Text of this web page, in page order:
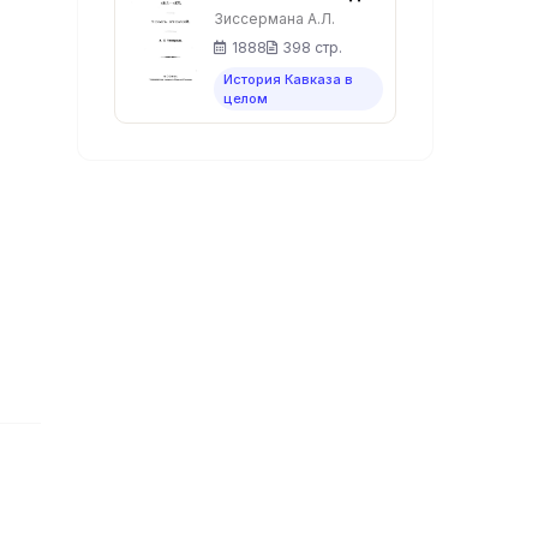
Иванович
Барятинский –
Том первый
Зиссермана А.Л.
1888
398 стр.
История Кавказа в
целом